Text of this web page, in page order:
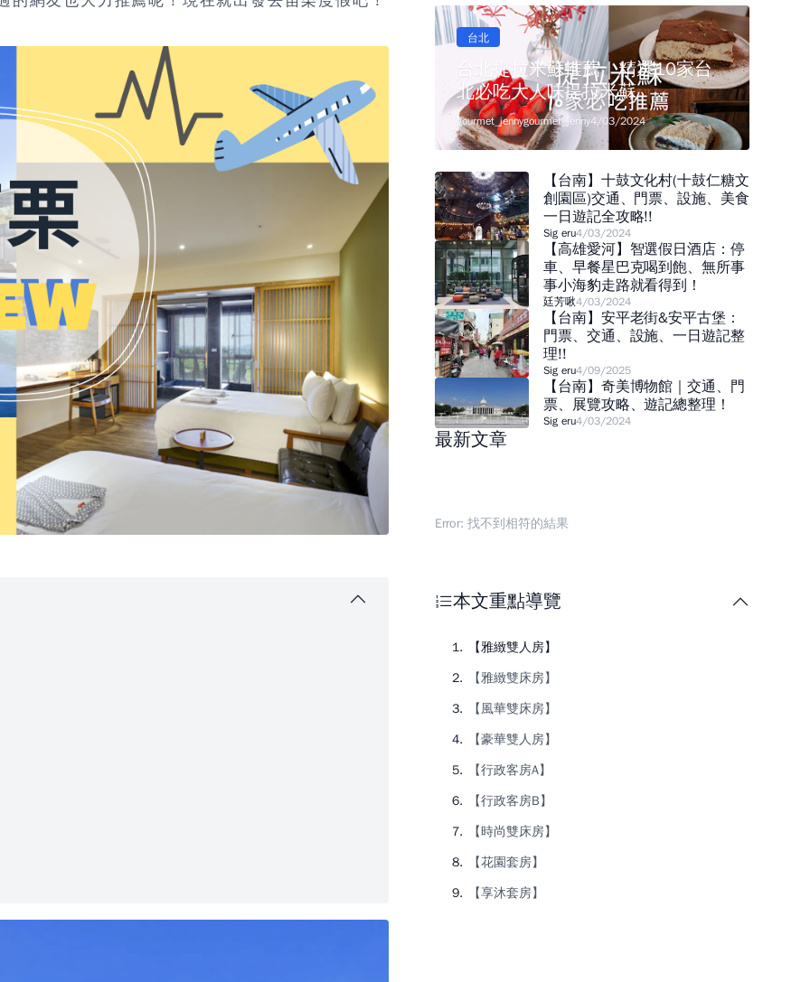
台北
台北提拉米蘇推薦｜精選10家台
北必吃大人味提拉米蘇
gourmet_jennygourmet_jenny4/03/2024
【台南】十鼓文化村(十鼓仁糖文
創園區)交通、門票、設施、美食
一日遊記全攻略!!
Sig eru4/03/2024
【高雄愛河】智選假日酒店：停
車、早餐星巴克喝到飽、無所事
事小海豹走路就看得到！
廷芳啾4/03/2024
【台南】安平老街&安平古堡：
門票、交通、設施、一日遊記整
理!!
Sig eru4/09/2025
【台南】奇美博物館｜交通、門
票、展覽攻略、遊記總整理！
Sig eru4/03/2024
最新文章
Error: 找不到相符的結果
本文重點導覽
【雅緻雙人房】
【雅緻雙床房】
【風華雙床房】
【豪華雙人房】
【行政客房A】
【行政客房B】
【時尚雙床房】
【花園套房】
【享沐套房】